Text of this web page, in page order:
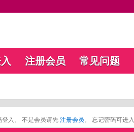
注册会员 常见问题
入。 不是会员请先 注册会员。 忘记密码可进入